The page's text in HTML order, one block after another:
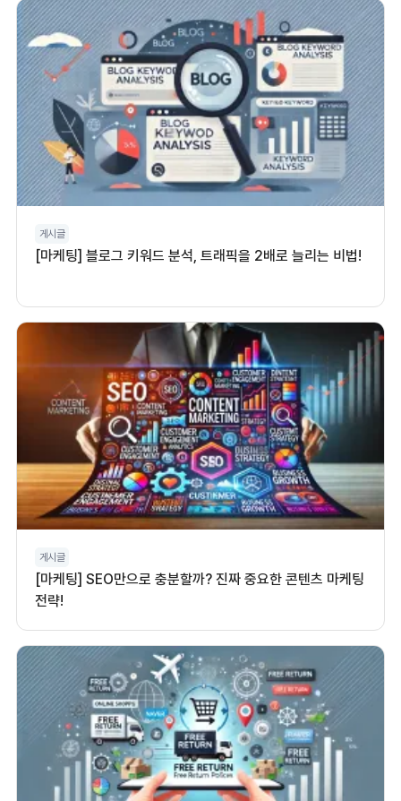
게시글
[마케팅] 블로그 키워드 분석, 트래픽을 2배로 늘리는 비법!
게시글
[마케팅] SEO만으로 충분할까? 진짜 중요한 콘텐츠 마케팅
전략!